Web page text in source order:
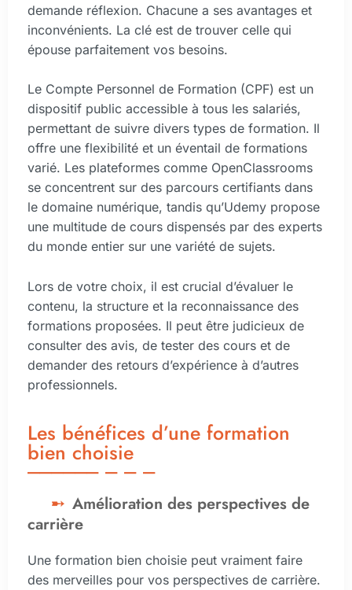
demande réflexion. Chacune a ses avantages et
inconvénients. La clé est de trouver celle qui
épouse parfaitement vos besoins.
Le Compte Personnel de Formation (CPF) est un
dispositif public accessible à tous les salariés,
permettant de suivre divers types de formation. Il
offre une flexibilité et un éventail de formations
varié. Les plateformes comme OpenClassrooms
se concentrent sur des parcours certifiants dans
le domaine numérique, tandis qu’Udemy propose
une multitude de cours dispensés par des experts
du monde entier sur une variété de sujets.
Lors de votre choix, il est crucial d’évaluer le
contenu, la structure et la reconnaissance des
formations proposées. Il peut être judicieux de
consulter des avis, de tester des cours et de
demander des retours d’expérience à d’autres
professionnels.
Les bénéfices d’une formation
bien choisie
Amélioration des perspectives de
carrière
Une formation bien choisie peut vraiment faire
des merveilles pour vos perspectives de carrière.